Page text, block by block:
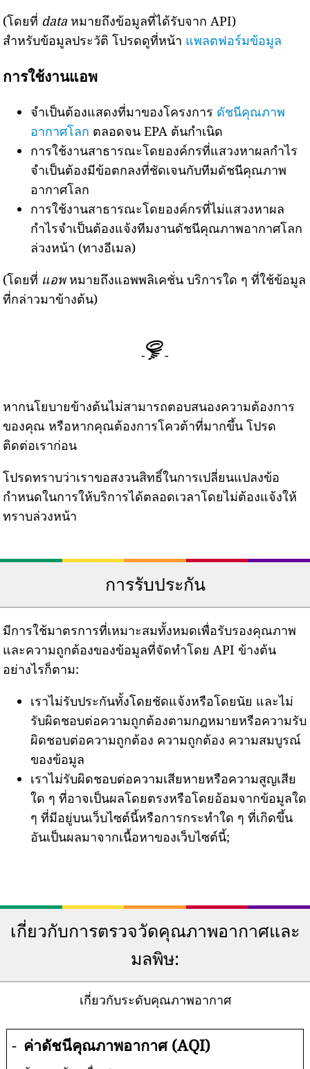
(โดยที่ data หมายถึงข้อมูลที่ได้รับจาก API)
สำหรับข้อมูลประวัติ โปรดดูที่หน้า แพลตฟอร์มข้อมูล
การใช้งานแอพ
จำเป็นต้องแสดงที่มาของโครงการ ดัชนีคุณภาพ
อากาศโลก ตลอดจน EPA ต้นกำเนิด
การใช้งานสาธารณะโดยองค์กรที่แสวงหาผลกำไร
จำเป็นต้องมีข้อตกลงที่ชัดเจนกับทีมดัชนีคุณภาพ
อากาศโลก
การใช้งานสาธารณะโดยองค์กรที่ไม่แสวงหาผล
กำไรจำเป็นต้องแจ้งทีมงานดัชนีคุณภาพอากาศโลก
ล่วงหน้า (ทางอีเมล)
(โดยที่ แอพหมายถึงแอพพลิเคชั่น บริการใด ๆ ที่ใช้ข้อมูล
ที่กล่าวมาข้างต้น)
- -
หากนโยบายข้างต้นไม่สามารถตอบสนองความต้องการ
ของคุณ หรือหากคุณต้องการโควต้าที่มากขึ้น โปรด
ติดต่อเราก่อน
โปรดทราบว่าเราขอสงวนสิทธิ์ในการเปลี่ยนแปลงข้อ
กำหนดในการให้บริการได้ตลอดเวลาโดยไม่ต้องแจ้งให้
ทราบล่วงหน้า
การรับประกัน
มีการใช้มาตรการที่เหมาะสมทั้งหมดเพื่อรับรองคุณภาพ
และความถูกต้องของข้อมูลที่จัดทำโดย API ข้างต้น
อย่างไรก็ตาม:
เราไม่รับประกันทั้งโดยชัดแจ้งหรือโดยนัย และไม่
รับผิดชอบต่อความถูกต้องตามกฎหมายหรือความรับ
ผิดชอบต่อความถูกต้อง ความถูกต้อง ความสมบูรณ์
ของข้อมูล
เราไม่รับผิดชอบต่อความเสียหายหรือความสูญเสีย
ใด ๆ ที่อาจเป็นผลโดยตรงหรือโดยอ้อมจากข้อมูลใด
ๆ ที่มีอยู่บนเว็บไซต์นี้หรือการกระทำใด ๆ ที่เกิดขึ้น
อันเป็นผลมาจากเนื้อหาของเว็บไซต์นี้;
เกี่ยวกับการตรวจวัดคุณภาพอากาศและ
มลพิษ:
เกี่ยวกับระดับคุณภาพอากาศ
- ค่าดัชนีคุณภาพอากาศ (AQI)